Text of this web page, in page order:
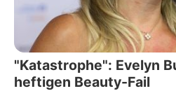
"Katastrophe": Evelyn
heftigen Beauty-Fail